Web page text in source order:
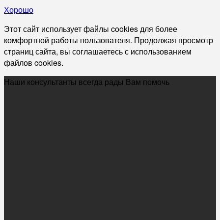
Хорошо
Этот сайт использует файлы cookies для более
комфортной работы пользователя. Продолжая просмотр
страниц сайта, вы соглашаетесь с использованием
файлов cookies.
Наши консультанты всегда рады Вам помочь